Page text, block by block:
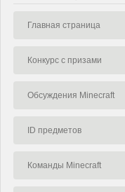
Главная страница
Конкурс с призами
Обсуждения Minecraft
ID предметов
Команды Minecraft